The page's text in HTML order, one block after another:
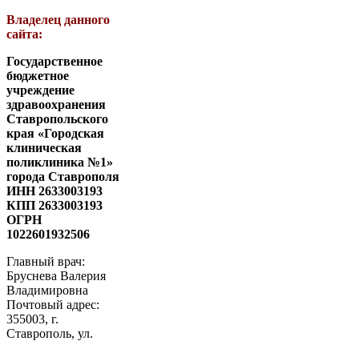
Владелец данного
сайта:
Государственное
бюджетное
учреждение
здравоохранения
Ставропольского
края «Городская
клиническая
поликлиника №1»
города Ставрополя
ИНН 2633003193
КПП 2633003193
ОГРН
1022601932506
Главный врач:
Бруснева Валерия
Владимировна
Почтовый адрес:
355003, г.
Ставрополь, ул.